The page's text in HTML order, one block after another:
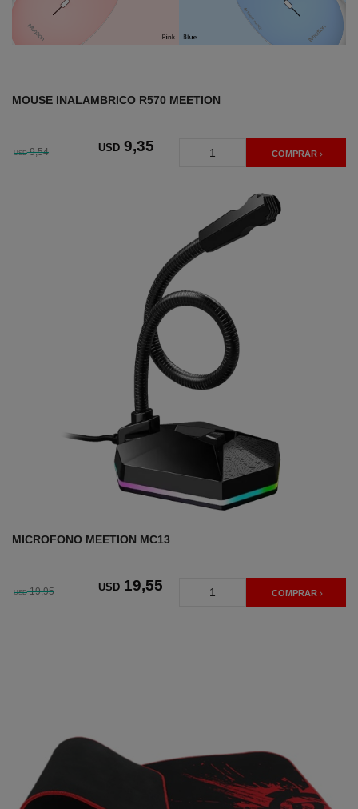
MOUSE INALAMBRICO R570 MEETION
USD 9,54 USD 9,35 COMPRAR
MICROFONO MEETION MC13
USD 19,95 USD 19,55 COMPRAR